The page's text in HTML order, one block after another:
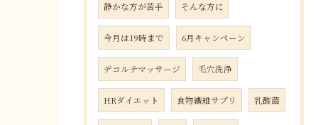
静かな方が苦手 そんな方に
今月は19時まで 6月キャンペーン
デコルテマッサージ 毛穴洗浄
HRダイエット 食物繊維サプリ 乳酸菌